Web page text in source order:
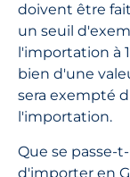
doivent être
un seuil
l'importation à
bien d'une
sera exempté
l'importation.
Que se passe-
d'importer en